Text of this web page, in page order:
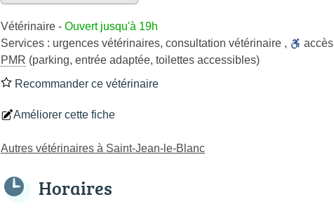
Vétérinaire - Ouvert jusqu'à 19h
Services : urgences vétérinaires, consultation vétérinaire ,
accès
PMR (parking, entrée adaptée, toilettes accessibles)
Recommander ce vétérinaire
Améliorer cette fiche
Autres vétérinaires à Saint-Jean-le-Blanc
Horaires